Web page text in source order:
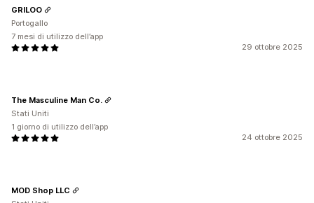
29 ottobre 2025
GRILOO
Portogallo
7 mesi di utilizzo dell’app
24 ottobre 2025
The Masculine Man Co.
Stati Uniti
1 giorno di utilizzo dell’app
MOD Shop LLC